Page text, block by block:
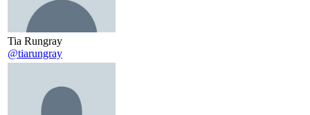
Tia Rungray
@tiarungray